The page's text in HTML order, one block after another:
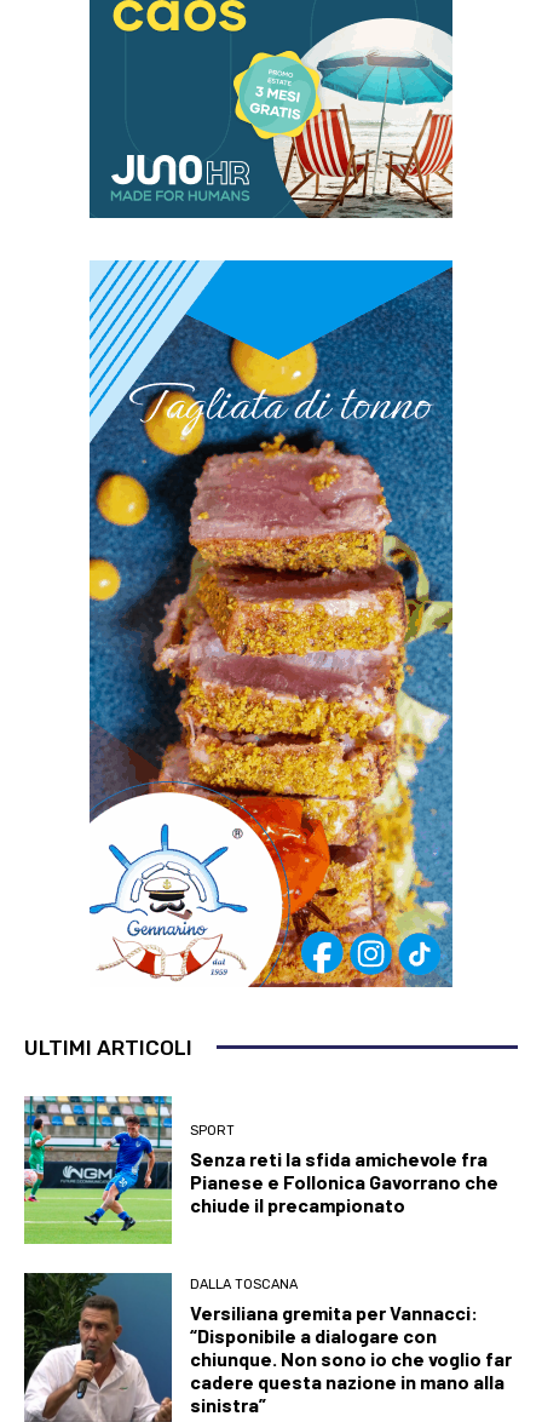
ULTIMI ARTICOLI
SPORT
Senza reti la sfida amichevole fra
Pianese e Follonica Gavorrano che
chiude il precampionato
DALLA TOSCANA
Versiliana gremita per Vannacci:
“Disponibile a dialogare con
chiunque. Non sono io che voglio far
cadere questa nazione in mano alla
sinistra”